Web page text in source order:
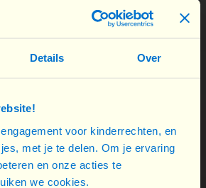
Details Over
voor kinderrechten, en
met je te delen. Om je ervaring
en onze acties te
we cookies.
mijn school